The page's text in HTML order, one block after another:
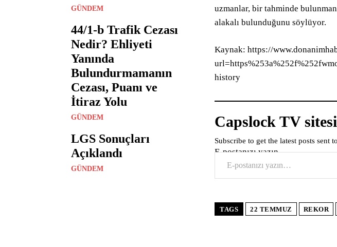
GÜNDEM
44/1-b Trafik Cezası
Nedir? Ehliyeti
Yanında
Bulundurmamanın
Cezası, Puanı ve
İtiraz Yolu
GÜNDEM
LGS Sonuçları
Açıklandı
GÜNDEM
uzmanlar, bir tahminde
alakalı bulunduğunu söylüyor.
Kaynak: https://
history
Capslock TV
Subscribe to get the latest posts sent
E-postanızı yazın…
TAGS 22 TEMMUZ REKOR